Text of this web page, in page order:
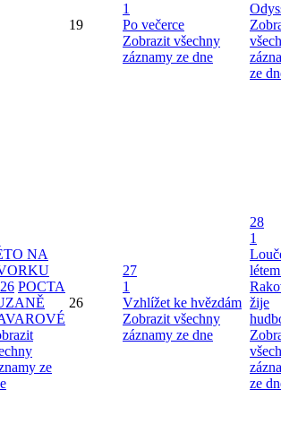
19
1
Po večerce
Zobrazit všechny
záznamy ze dne
ze
NA
POCTA
ze
26
27
1
Vzhlížet ke hvězdám
Zobrazit všechny
záznamy ze dne
28
1
žije
ze